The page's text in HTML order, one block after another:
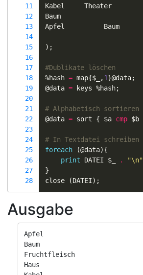
11
12
13
14
15
16
17
18
19
20
21
22
23
24
25
26
27
28
Kabel
Theater
Baum
Apfel
Baum
);
#Dublikate löschen
%hash = map{$_ ,1}@data;
@data = keys %hash;
# Alphabetisch sortieren
@data = sort { $a cmp $b
# In Textdatei schreiben
foreach
(@data){
print
DATEI $_ . "\n"
}
close
(DATEI);
Ausgabe
Apfel
Baum
Fruchtfleisch
Haus